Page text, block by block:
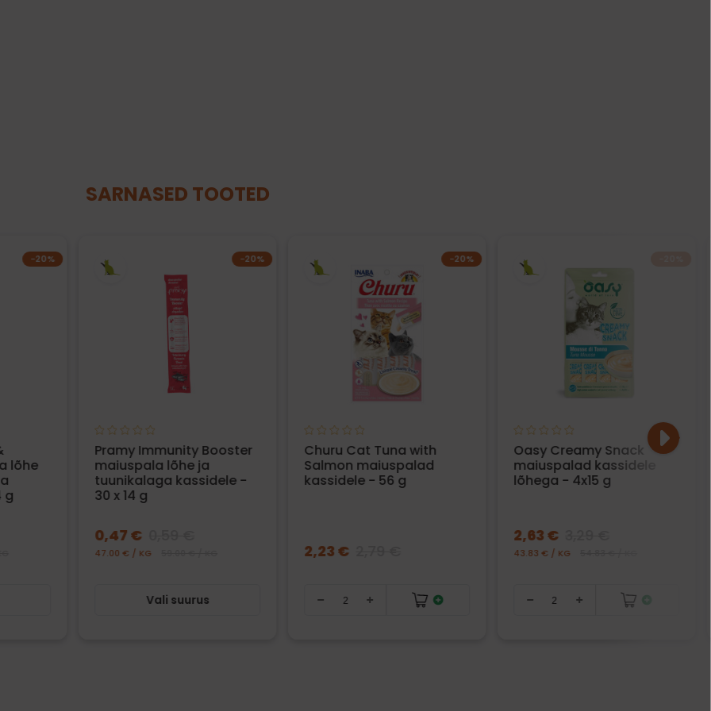
SARNASED TOOTED
−20%
lõhe
g
−20%
Pramy Immunity Booster
maiuspala lõhe ja
tuunikalaga kassidele -
30 x 14 g
0,47 €
47.00 € / KG
Vali suurus
−20%
Churu Cat Tuna with
Salmon maiuspalad
kassidele - 56 g
2,23 €
Oasy Creamy Snack
maiuspalad kassidele
lõhega - 4x15 g
2,63 €
43.83 € / KG